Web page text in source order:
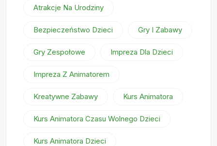
Atrakcje Na Urodziny
Bezpieczeństwo Dzieci Gry I Zabawy
Gry Zespołowe Impreza Dla Dzieci
Impreza Z Animatorem
Kreatywne Zabawy Kurs Animatora
Kurs Animatora Czasu Wolnego Dzieci
Kurs Animatora Dzieci